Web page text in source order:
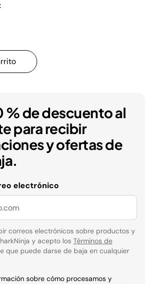
% de descuento al
para recibir
y ofertas de
electrónico
correos electrónicos sobre productos y
y acepto los Términos de
que puede darse de baja en cualquier
sobre cómo procesamos y